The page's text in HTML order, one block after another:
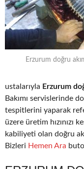
Erzurum doğru
ustalarıyla Erzurum
Bakımı servislerinde
tespitlerini yaparak
üzere üretim hızınızı
kabiliyeti olan doğru
Bizleri Hemen Ara